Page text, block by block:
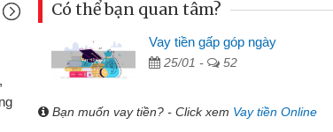
Đoàn Hữu Cảnh
Mình cần tiền gấp nên định
nhưng thật may đã có gói vay
không cần gặp mặt nên rất tiện
Có thể bạn quan tâm?
Vay tiền gấp góp ngày
25/01 - 52
Bạn muốn vay tiền? - Click xem Vay tiền Online